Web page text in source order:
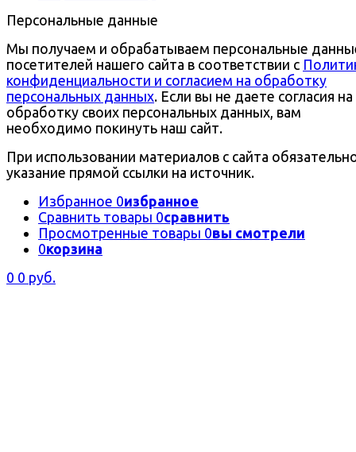
Персональные данные
Мы получаем и обрабатываем персональные
посетителей нашего сайта в соответствии с
конфиденциальности и согласием на обработку
персональных данных. Если вы не даете согласия на
обработку своих персональных данных, вам
необходимо покинуть наш сайт.
При использовании материалов с сайта
указание прямой ссылки на источник.
Избранное 0избранное
Сравнить товары 0сравнить
Просмотренные товары 0вы смотрели
0корзина
0 0 руб.